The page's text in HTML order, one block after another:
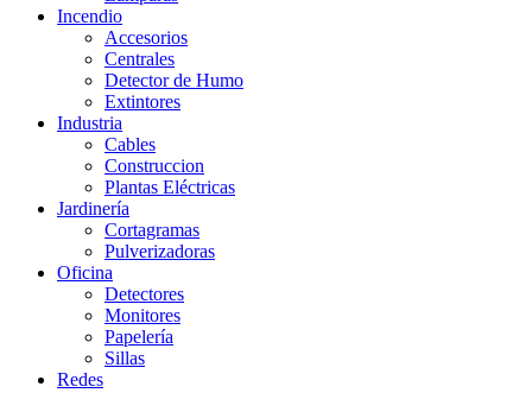
Incendio
Accesorios
Centrales
Detector de Humo
Extintores
Industria
Cables
Construccion
Plantas Eléctricas
Jardinería
Cortagramas
Pulverizadoras
Oficina
Detectores
Monitores
Papelería
Sillas
Redes